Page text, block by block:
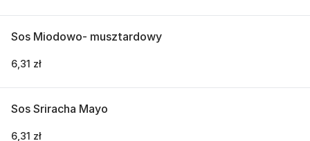
Sos Miodowo- musztardowy
6,31 zł
Sos Sriracha Mayo
6,31 zł